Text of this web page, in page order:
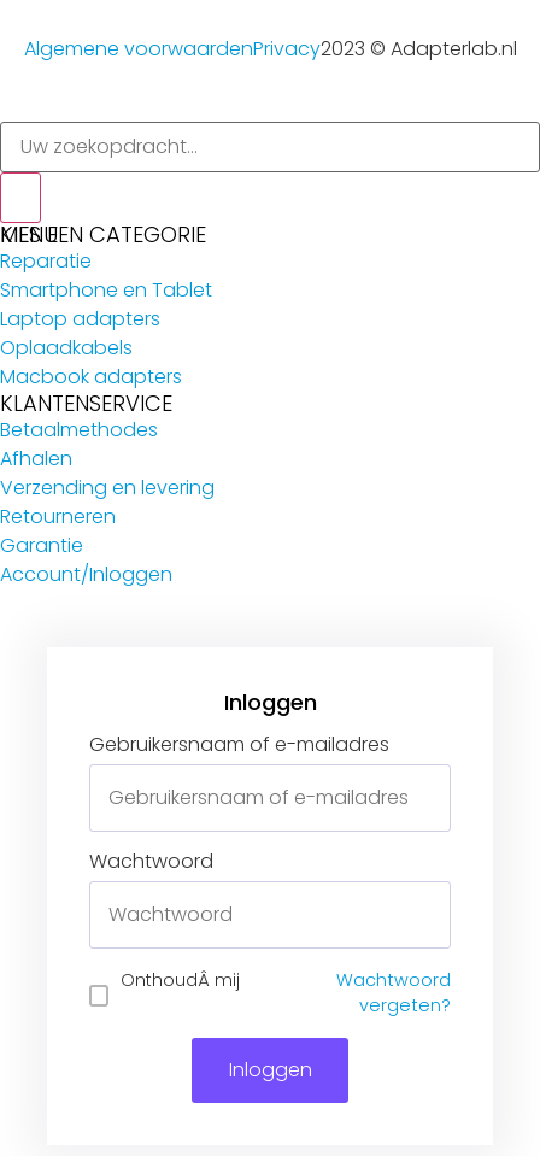
Algemene voorwaardenPrivacy2023 © Adapterlab.nl
MENU
KIES EEN CATEGORIE
Reparatie
Smartphone en Tablet
Laptop adapters
Oplaadkabels
Macbook adapters
KLANTENSERVICE
Betaalmethodes
Afhalen
Verzending en levering
Retourneren
Garantie
Account/Inloggen
Gebruikersnaam of e-mailadres
Wachtwoord
Inloggen